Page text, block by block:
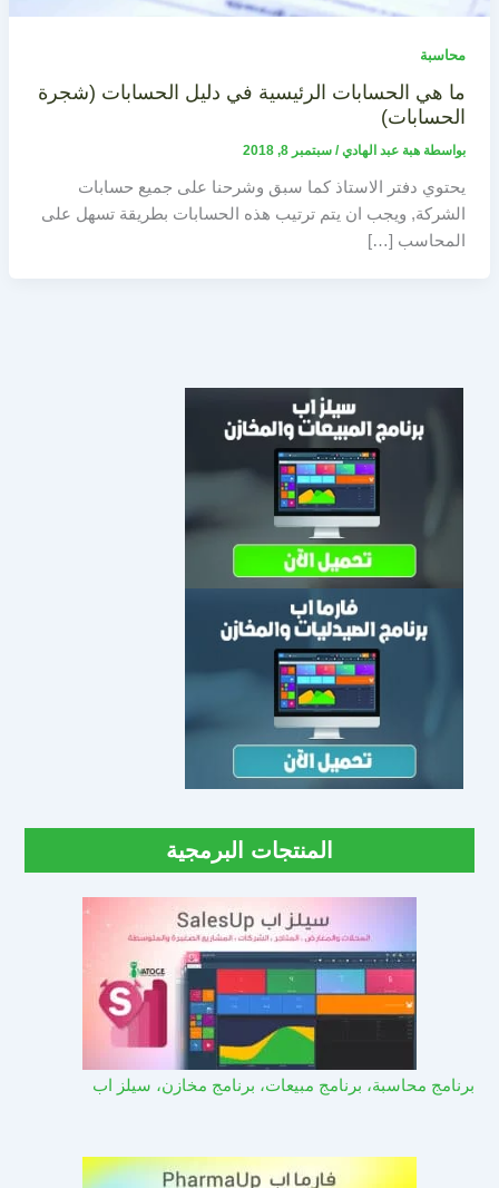
محاسبة
ما هي الحسابات الرئيسية في دليل الحسابات (شجرة
الحسابات)
بواسطة هبة عبد الهادي/ سبتمبر 8, 2018
يحتوي دفتر الاستاذ كما سبق وشرحنا على جميع حسابات
الشركة, ويجب ان يتم ترتيب هذه الحسابات بطريقة تسهل على
المحاسب […]
المنتجات البرمجية
برنامج محاسبة، برنامج مبيعات، برنامج مخازن، سيلز اب